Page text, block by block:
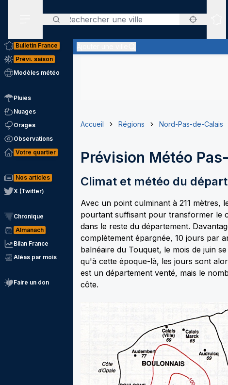
Rechercher
Bulletin France
Prévi. saison
Modèles météo
Pluies
Nuages
Orages
Observations
Votre quartier
Nos articles
X (Twitter)
Chronique
Almanach
Bilan France
Aléas par mois
Faire un don
Accueil Régions Nord-Pas-de-Calais
Prévision Météo
Climat et météo du
Avec un point culminant à 211 mètres,
pourtant suffisant pour transformer le
dans le reste du département.
complètement épargnée, 10 jours par
balnéaire du Touquet, le mois de juin
qu'à cette époque-là, les jours sont
est un département venté, mais le
côte.